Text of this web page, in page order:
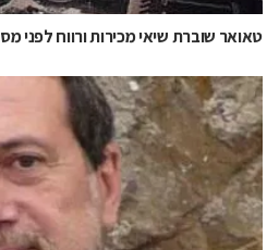
טאואר שוברת שיאי מכירות ורווח לפני מס